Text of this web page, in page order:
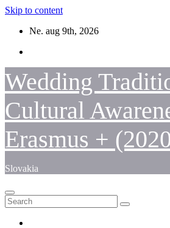
Skip to content
Ne. aug 9th, 2026
Wedding
Cultural
Erasmus +
Slovakia